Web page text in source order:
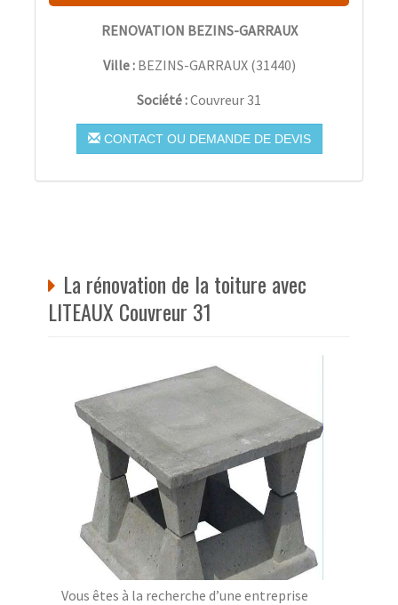
RENOVATION BEZINS-GARRAUX
Ville : BEZINS-GARRAUX(31440)
Société :Couvreur 31
CONTACT OU DEMANDE DE DEVIS
La rénovation de la toiture avec
LITEAUX Couvreur 31
Vous êtes à la recherche d’une entreprise